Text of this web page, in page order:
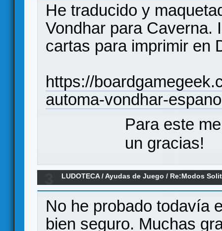
He traducido y
Vondhar para Caverna.
cartas para imprimir en
https://
automa-vondhar-
Para este
un gracias!
LUDOTECA/Ayudas de Juego / Re:Modos
No he probado todavía
bien seguro. Muchas